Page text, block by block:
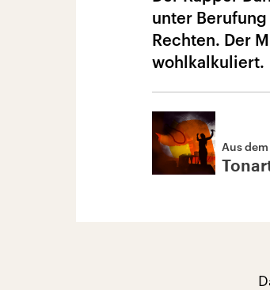
unter
Rechten. Der
wohlkalkuliert.
Aus